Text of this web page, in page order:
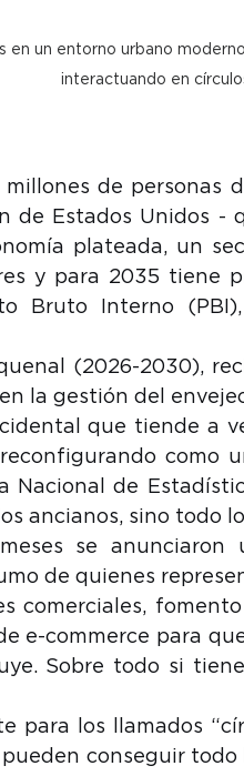
en un entorno urbano
interactuando en
de personas
de Estados Unidos -
plateada, un
y para 2035 tiene
Bruto Interno
(2026-2030),
la gestión del
que tiende a
como
Nacional de
ancianos, sino todo
se
de quienes
comerciales,
e-commerce para
Sobre todo si
para los llamados
conseguir